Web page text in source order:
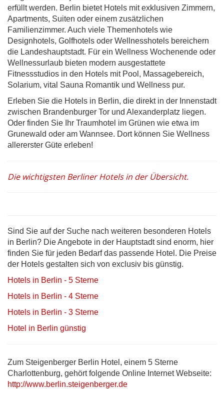
erfüllt werden. Berlin bietet Hotels mit exklusiven Zimmern,
Apartments, Suiten oder einem zusätzlichen
Familienzimmer. Auch viele Themenhotels wie
Designhotels, Golfhotels oder Wellnesshotels bereichern
die Landeshauptstadt. Für ein Wellness Wochenende oder
Wellnessurlaub bieten modern ausgestattete
Fitnessstudios in den Hotels mit Pool, Massagebereich,
Solarium, vital Sauna Romantik und Wellness pur.
Erleben Sie die Hotels in Berlin, die direkt in der Innenstadt
zwischen Brandenburger Tor und Alexanderplatz liegen.
Oder finden Sie Ihr Traumhotel im Grünen wie etwa im
Grunewald oder am Wannsee. Dort können Sie Wellness
allererster Güte erleben!
Die wichtigsten Berliner Hotels in der Übersicht.
Sind Sie auf der Suche nach weiteren besonderen Hotels
in Berlin? Die Angebote in der Hauptstadt sind enorm, hier
finden Sie für jeden Bedarf das passende Hotel. Die Preise
der Hotels gestalten sich von exclusiv bis günstig.
Hotels in Berlin - 5 Sterne
Hotels in Berlin - 4 Sterne
Hotels in Berlin - 3 Sterne
Hotel in Berlin günstig
Zum Steigenberger Berlin Hotel, einem 5 Sterne
Charlottenburg, gehört folgende Online Internet Webseite:
http://www.berlin.steigenberger.de